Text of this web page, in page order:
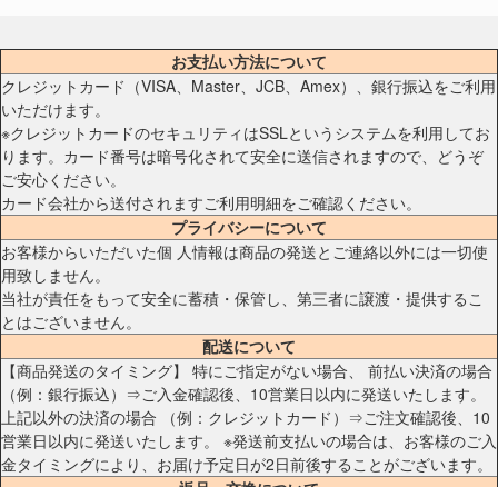
お支払い方法について
クレジットカード（VISA、Master、JCB、Amex）、銀行振込をご利用
いただけます。
※クレジットカードのセキュリティはSSLというシステムを利用してお
ります。カード番号は暗号化されて安全に送信されますので、どうぞ
ご安心ください。
カード会社から送付されますご利用明細をご確認ください。
プライバシーについて
お客様からいただいた個 人情報は商品の発送とご連絡以外には一切使
用致しません。
当社が責任をもって安全に蓄積・保管し、第三者に譲渡・提供するこ
とはございません。
配送について
【商品発送のタイミング】 特にご指定がない場合、 前払い決済の場合
（例：銀行振込）⇒ご入金確認後、10営業日以内に発送いたします。
上記以外の決済の場合 （例：クレジットカード）⇒ご注文確認後、10
営業日以内に発送いたします。 ※発送前支払いの場合は、お客様のご入
金タイミングにより、お届け予定日が2日前後することがございます。